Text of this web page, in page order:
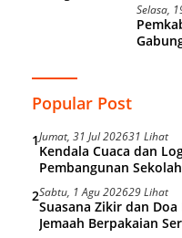
Selasa,
Popular Post
1Jumat, 31 Jul 202631 Lihat
Kendala Cuaca dan
Pembangunan
2Sabtu, 1 Agu 202629 Lihat
Suasana Zikir dan
Jemaah Berpakaian